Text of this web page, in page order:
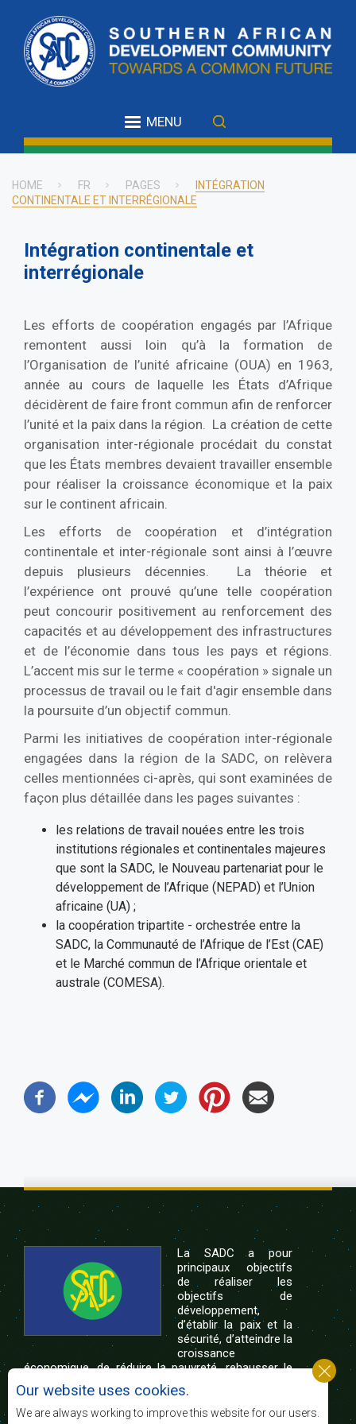
main
content
MENU
Breadcrumb
HOME FR PAGES
INTÉGRATION
CONTINENTALE ET INTERRÉGIONALE
Intégration continentale et
interrégionale
Les efforts de coopération engagés par l’Afrique
remontent aussi loin qu’à la formation de
l’Organisation de l’unité africaine (OUA) en 1963,
année au cours de laquelle les États d’Afrique
décidèrent de faire front commun afin de renforcer
l’unité et la paix dans la région. La création de cette
organisation inter-régionale procédait du constat
que les États membres devaient travailler ensemble
pour réaliser la croissance économique et la paix
sur le continent africain.
Les efforts de coopération et d’intégration
continentale et inter-régionale sont ainsi à l’œuvre
depuis plusieurs décennies. La théorie et
l’expérience ont prouvé qu’une telle coopération
peut concourir positivement au renforcement des
capacités et au développement des infrastructures
et de l’économie dans tous les pays et régions.
L’accent mis sur le terme « coopération » signale un
processus de travail ou le fait d'agir ensemble dans
la poursuite d’un objectif commun.
Parmi les initiatives de coopération inter-régionale
engagées dans la région de la SADC, on relèvera
celles mentionnées ci-après, qui sont examinées de
façon plus détaillée dans les pages suivantes :
les relations de travail nouées entre les trois
institutions régionales et continentales majeures
que sont la SADC, le Nouveau partenariat pour le
développement de l’Afrique (NEPAD) et l’Union
africaine (UA) ;
la coopération tripartite - orchestrée entre la
SADC, la Communauté de l’Afrique de l’Est (CAE)
et le Marché commun de l’Afrique orientale et
australe (COMESA).
La SADC a pour
principaux objectifs
de réaliser les
objectifs de
développement,
d’établir la paix et la
sécurité, d’atteindre la
croissance
économique, de réduire la pauvreté, rehausser le
niveau et la qualité de vie du peuple de l’Afrique
australe et d’appuyer les défavorisés sociaux par le
biais de l’intégration régionale, de principes
Our website uses cookies.
We are always working to improve this website for our users.